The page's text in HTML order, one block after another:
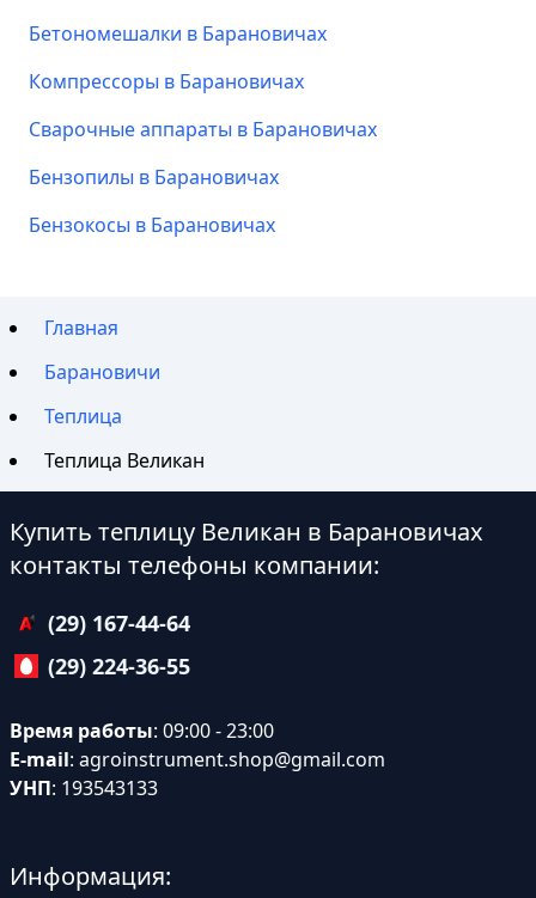
Бетономешалки в Барановичах
Компрессоры в Барановичах
Сварочные аппараты в Барановичах
Бензопилы в Барановичах
Бензокосы в Барановичах
Главная
Барановичи
Теплица
Теплица Великан
Купить теплицу Великан в Барановичах
контакты телефоны компании:
(29) 167-44-64
(29) 224-36-55
Время работы: 09:00 - 23:00
E-mail: agroinstrument.shop@gmail.com
УНП: 193543133
Информация: